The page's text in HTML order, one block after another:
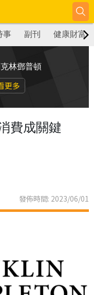
事 副刊 健康財富
林鄧普頓
更多
費成關鍵
發佈時間: 2023/06/01